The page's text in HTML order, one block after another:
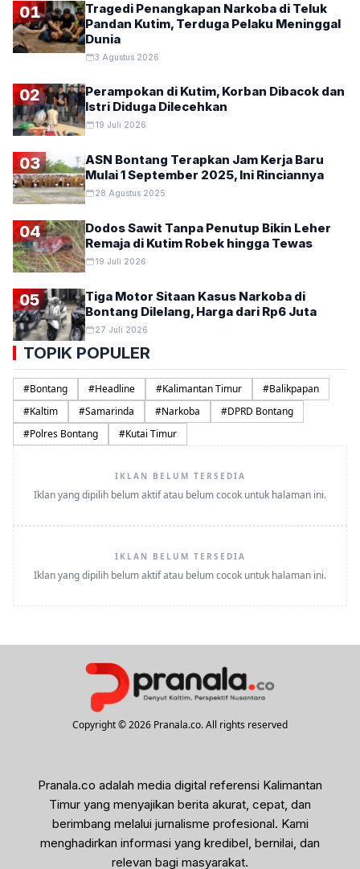
01
Tragedi Penangkapan Narkoba di Teluk
Pandan Kutim, Terduga Pelaku Meninggal
Dunia
3 Agustus 2026
02
Perampokan di Kutim, Korban Dibacok dan
Istri Diduga Dilecehkan
19 Juli 2026
03
ASN Bontang Terapkan Jam Kerja Baru
Mulai 1 September 2025, Ini Rinciannya
28 Agustus 2025
04
Dodos Sawit Tanpa Penutup Bikin Leher
Remaja di Kutim Robek hingga Tewas
19 Juli 2026
05
Tiga Motor Sitaan Kasus Narkoba di
Bontang Dilelang, Harga dari Rp6 Juta
27 Juli 2026
TOPIK POPULER
#Bontang #Headline #Kalimantan Timur #Balikpapan
#Kaltim #Samarinda #Narkoba #DPRD Bontang
#Polres Bontang #Kutai Timur
IKLAN BELUM TERSEDIA
Iklan yang dipilih belum aktif atau belum cocok untuk halaman ini.
IKLAN BELUM TERSEDIA
Iklan yang dipilih belum aktif atau belum cocok untuk halaman ini.
Copyright © 2026 Pranala.co. All rights reserved
Pranala.co adalah media digital referensi Kalimantan
Timur yang menyajikan berita akurat, cepat, dan
berimbang melalui jurnalisme profesional. Kami
menghadirkan informasi yang kredibel, bernilai, dan
relevan bagi masyarakat.